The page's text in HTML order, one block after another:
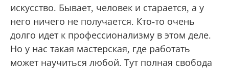
искусство. Бывает, человек и старается, а у
него ничего не получается. Кто-то очень
долго идет к профессионализму в этом деле.
Но у нас такая мастерская, где работать
может научиться любой. Тут полная свобода